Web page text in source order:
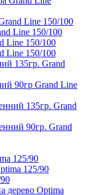
Line 150/100
Line 150/100
Line 150/100
Line 150/100
135гр. Grand
90гр Grand Line
135гр. Grand
90гр. Grand
125/90
125/90
дерево Optima